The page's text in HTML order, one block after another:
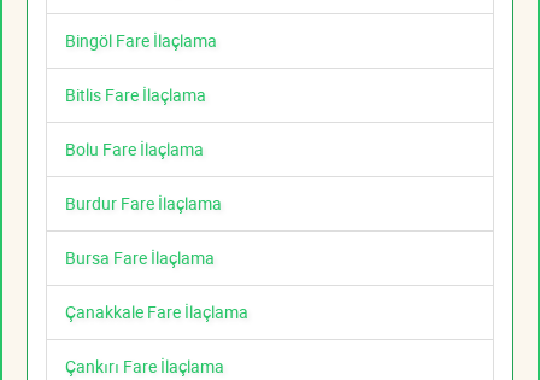
Bingöl Fare İlaçlama
Bitlis Fare İlaçlama
Bolu Fare İlaçlama
Burdur Fare İlaçlama
Bursa Fare İlaçlama
Çanakkale Fare İlaçlama
Çankırı Fare İlaçlama